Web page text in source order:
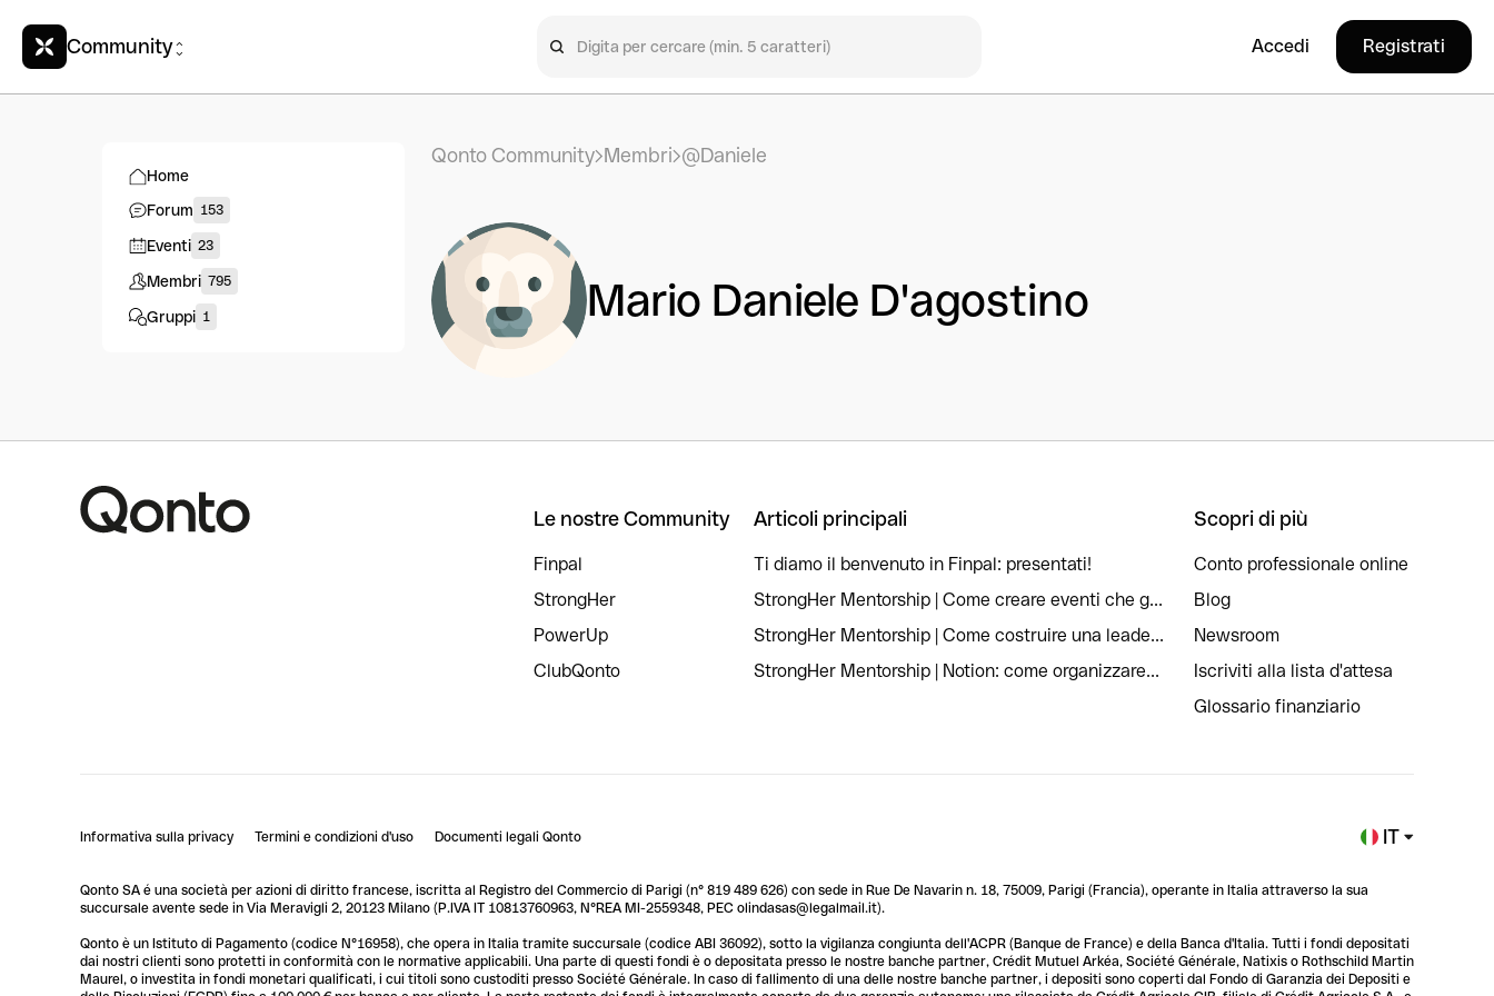
Community Accedi Registrati
Home
Forum 153
Eventi 23
Membri 795
Gruppi 1
Qonto Community Membri @Daniele
Mario Daniele D'agostino
Le nostre Community
Finpal
StrongHer
PowerUp
ClubQonto
Articoli principali
Ti diamo il benvenuto in Finpal: presentati!
StrongHer Mentorship | Come creare eventi che g...
StrongHer Mentorship | Come costruire una leade...
StrongHer Mentorship | Notion: come organizzare...
Scopri di più
Conto professionale online
Blog
Newsroom
Iscriviti alla lista d'attesa
Glossario finanziario
Informativa sulla privacy Termini e condizioni d'uso Documenti legali Qonto IT
Qonto SA é una società per azioni di diritto francese, iscritta al Registro del Commercio di Parigi (n° 819 489 626) con sede in Rue De Navarin n. 18, 75009, Parigi (Francia), operante in Italia attraverso la sua
succursale avente sede in Via Meravigli 2, 20123 Milano (P.IVA IT 10813760963, N°REA MI-2559348, PEC olindasas@legalmail.it).
Qonto è un Istituto di Pagamento (codice N°16958), che opera in Italia tramite succursale (codice ABI 36092), sotto la vigilanza congiunta dell'ACPR (Banque de France) e della Banca d'Italia. Tutti i fondi depositati
dai nostri clienti sono protetti in conformità con le normative applicabili. Una parte di questi fondi è o depositata presso le nostre banche partner, Crédit Mutuel Arkéa, Société Générale, Natixis o Rothschild Martin
Maurel, o investita in fondi monetari qualificati, i cui titoli sono custoditi presso Société Générale. In caso di fallimento di una delle nostre banche partner, i depositi sono coperti dal Fondo di Garanzia dei Depositi e